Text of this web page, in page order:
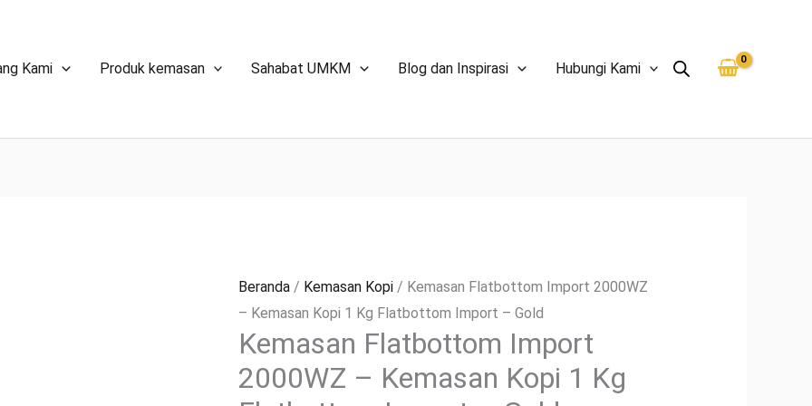
Kami Produk kemasan Sahabat UMKM Blog dan Inspirasi Hubungi Kami
Beranda / Kemasan Kopi / Kemasan Flatbottom Import 2000WZ
– Kemasan Kopi 1 Kg Flatbottom Import – Gold
Kemasan Flatbottom Import
2000WZ – Kemasan Kopi 1 Kg